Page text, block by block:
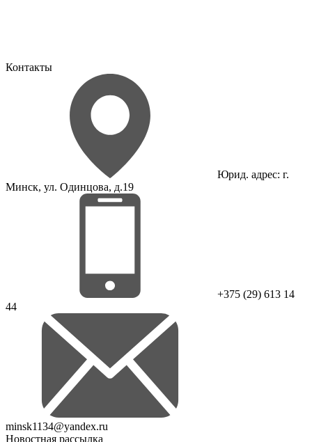
Контакты
Юрид. адрес: г.
Минск, ул. Одинцова, д.19
+375 (29) 613 14
44
minsk1134@yandex.ru
Новостная рассылка